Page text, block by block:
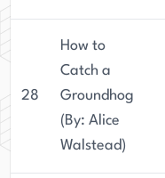
28
How to
Catch a
Groundhog
(By: Alice
Walstead)